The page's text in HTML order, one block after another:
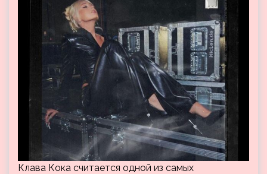
Клава Кока считается одной из самых